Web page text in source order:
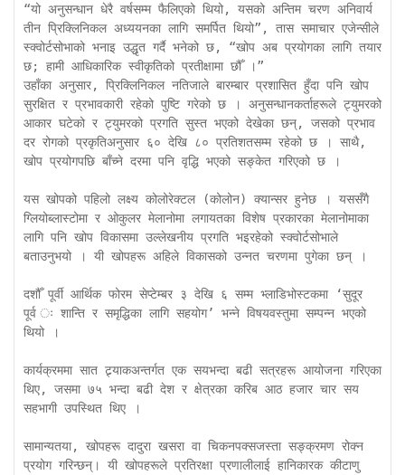
“यो अनुसन्धान धेरै वर्षसम्म फैलिएको थियो, यसको अन्तिम चरण अनिवार्य
तीन प्रिक्लिनिकल अध्ययनका लागि समर्पित थियो”, तास समाचार एजेन्सीले
स्क्वोर्टसोभाको भनाइ उद्धृत गर्दै भनेको छ, “खोप अब प्रयोगका लागि तयार
छ; हामी आधिकारिक स्वीकृतिको प्रतीक्षामा छौँ ।”
उहाँका अनुसार, प्रिक्लिनिकल नतिजाले बारम्बार प्रशासित हुँदा पनि खोप
सुरक्षित र प्रभावकारी रहेको पुष्टि गरेको छ । अनुसन्धानकर्ताहरूले ट्युमरको
आकार घटेको र ट्युमरको प्रगति सुस्त भएको देखेका छन्, जसको प्रभाव
दर रोगको प्रकृतिअनुसार ६० देखि ८० प्रतिशतसम्म रहेको छ । साथै,
खोप प्रयोगपछि बाँच्ने दरमा पनि वृद्धि भएको सङ्केत गरिएको छ ।
यस खोपको पहिलो लक्ष्य कोलोरेक्टल (कोलोन) क्यान्सर हुनेछ । यससँगै
ग्लियोब्लास्टोमा र ओकुलर मेलानोमा लगायतका विशेष प्रकारका मेलानोमाका
लागि पनि खोप विकासमा उल्लेखनीय प्रगति भइरहेको स्क्वोर्टसोभाले
बताउनुभयो । यी खोपहरू अहिले विकासको उन्नत चरणमा पुगेका छन् ।
दशौँ पूर्वी आर्थिक फोरम सेप्टेम्बर ३ देखि ६ सम्म भ्लाडिभोस्टकमा ‘सुदूर
पूर्व ः शान्ति र समृद्धिका लागि सहयोग’ भन्ने विषयवस्तुमा सम्पन्न भएको
थियो ।
कार्यक्रममा सात ट्र्याकअन्तर्गत एक सयभन्दा बढी सत्रहरू आयोजना गरिएका
थिए, जसमा ७५ भन्दा बढी देश र क्षेत्रका करिब आठ हजार चार सय
सहभागी उपस्थित थिए ।
सामान्यतया, खोपहरू दादुरा खसरा वा चिकनपक्सजस्ता सङ्क्रमण रोक्न
प्रयोग गरिन्छन्। यी खोपहरूले प्रतिरक्षा प्रणालीलाई हानिकारक कीटाणु